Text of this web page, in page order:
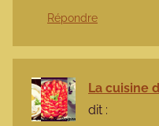
Répondre
La cuisine
dit :